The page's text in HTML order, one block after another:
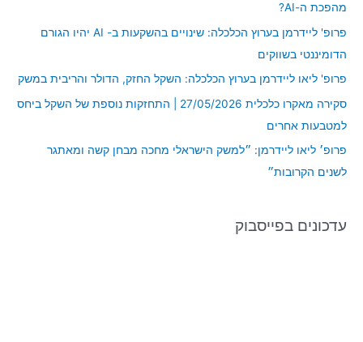
:
מהפכת ה-AI?
פרופ' ליידרמן בערוץ הכלכלה: שינויים בהשקעות ב- AI יהיו הגורם
הדומיננטי בשווקים
פרופ' ליאו ליידרמן בערוץ הכלכלה: השקל החזק, הדולר והריבית במשק
סקירה מאקרו כלכלית 27/05/2026 | התחזקות נוספת של השקל ביחס
למטבעות אחרים
פרופ׳ ליאו ליידרמן: ״למשק הישראלי מחכה מבחן קשה ומאתגר
לשנים הקרובות״
עדכונים בפייסבוק